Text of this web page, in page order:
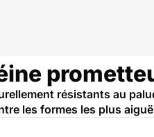
résistants au
les formes les plus